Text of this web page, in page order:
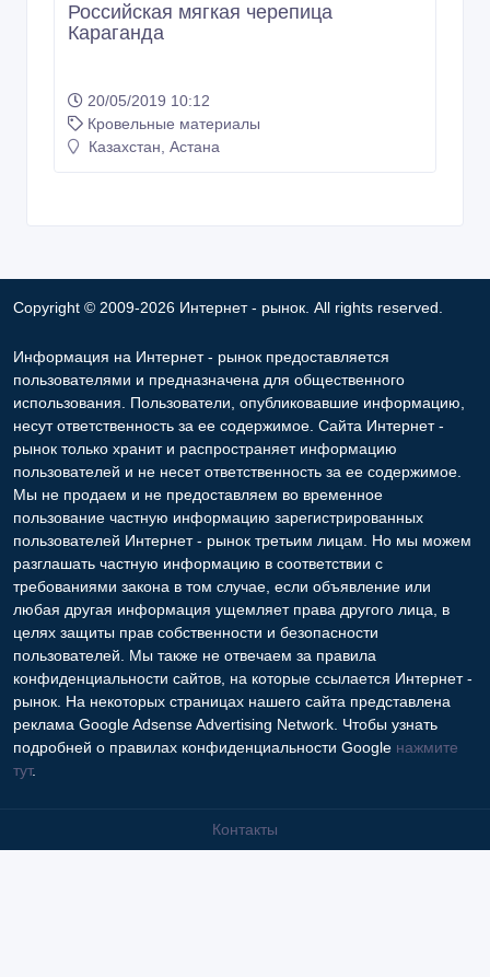
Российская мягкая черепица
Караганда
20/05/2019 10:12
Кровельные материалы
Казахстан, Астана
Copyright © 2009-2026 Интернет - рынок. All rights reserved.
Информация на Интернет - рынок предоставляется
пользователями и предназначена для общественного
использования. Пользователи, опубликовавшие информацию,
несут ответственность за ее содержимое. Сайта Интернет -
рынок только хранит и распространяет информацию
пользователей и не несет ответственность за ее содержимое.
Мы не продаем и не предоставляем во временное
пользование частную информацию зарегистрированных
пользователей Интернет - рынок третьим лицам. Но мы можем
разглашать частную информацию в соответствии с
требованиями закона в том случае, если объявление или
любая другая информация ущемляет права другого лица, в
целях защиты прав собственности и безопасности
пользователей. Мы также не отвечаем за правила
конфиденциальности сайтов, на которые ссылается Интернет -
рынок. На некоторых страницах нашего сайта представлена
реклама Google Adsense Advertising Network. Чтобы узнать
подробней о правилах конфиденциальности Google нажмите
тут.
Контакты